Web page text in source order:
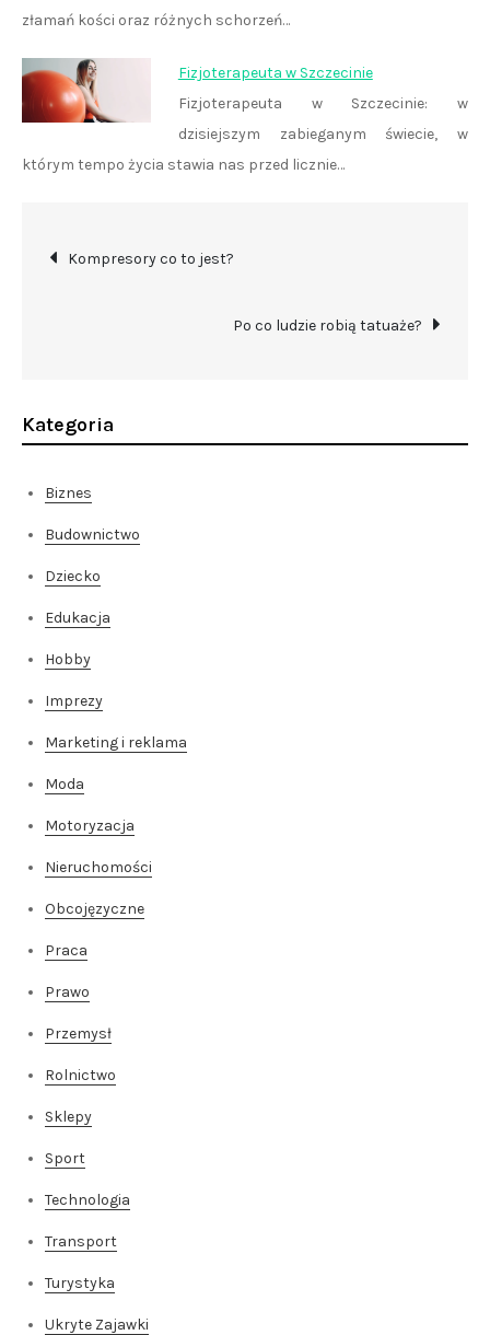
złamań kości oraz różnych schorzeń…
Fizjoterapeuta w Szczecinie
Fizjoterapeuta w Szczecinie: w
dzisiejszym zabieganym świecie, w
którym tempo życia stawia nas przed licznie…
Nawigacja
Kompresory co to jest?
Po co ludzie robią tatuaże?
Kategoria
Biznes
Budownictwo
Dziecko
Edukacja
Hobby
Imprezy
Marketing i reklama
Moda
Motoryzacja
Nieruchomości
Obcojęzyczne
Praca
Prawo
Przemysł
Rolnictwo
Sklepy
Sport
Technologia
Transport
Turystyka
Ukryte Zajawki